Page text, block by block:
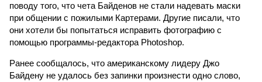
поводу того, что чета Байденов не стали надевать маски
при общении с пожилыми Картерами. Другие писали, что
они хотели бы попытаться исправить фотографию с
помощью программы-редактора Photoshop.
Ранее сообщалось, что американскому лидеру Джо
Байдену не удалось без запинки произнести одно слово,